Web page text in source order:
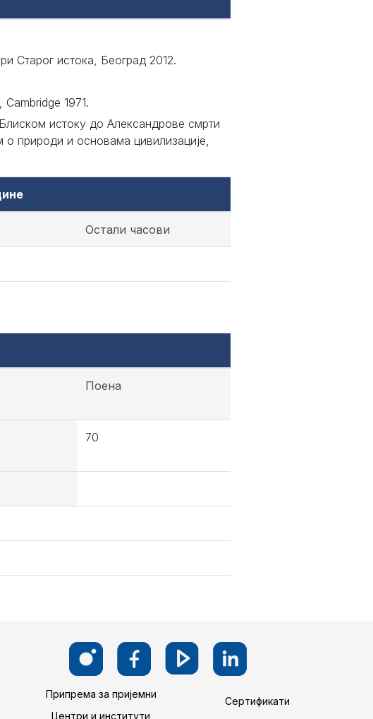
Старог истока, Београд 2012.
1971.
истоку до Александрове смрти
природи и основама цивилизације,
Остали часови
Поена
70
Припрема за пријемни
Центри и институти
Сертификати